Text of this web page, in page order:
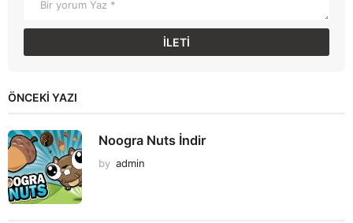
ÖNCEKI YAZI
Noogra Nuts İndir
by admin